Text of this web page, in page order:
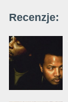
Recenzje: